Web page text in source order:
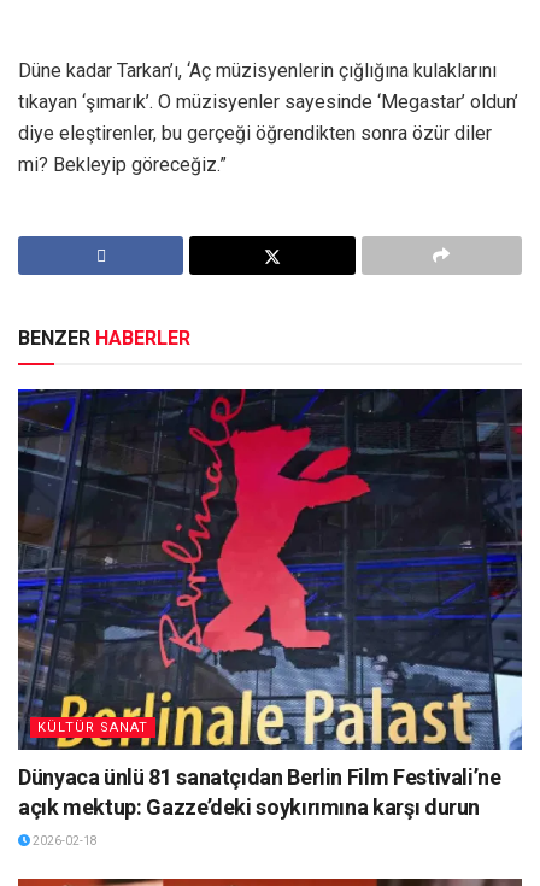
Düne kadar Tarkan’ı, ‘Aç müzisyenlerin çığlığına kulaklarını
tıkayan ‘şımarık’. O müzisyenler sayesinde ‘Megastar’ oldun’
diye eleştirenler, bu gerçeği öğrendikten sonra özür diler
mi? Bekleyip göreceğiz.”
BENZER HABERLER
KÜLTÜR SANAT
Dünyaca ünlü 81 sanatçıdan Berlin Film Festivali’ne
açık mektup: Gazze’deki soykırımına karşı durun
2026-02-18